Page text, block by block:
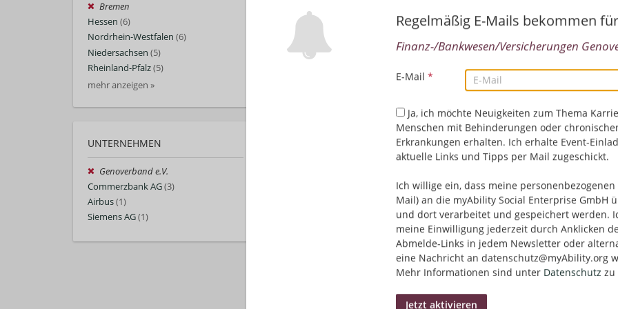
Bremen
Hessen (6)
Nordrhein-Westfalen (6)
Niedersachsen (5)
Rheinland-Pfalz(5)
mehr anzeigen »
UNTERNEHMEN
Genoverband e.V.
Commerzbank AG(3)
Airbus(1)
Siemens AG(1)
Regelmäßig E-Mails bekommen für
Finanz-/Bankwesen/Versicherungen
E-Mail *
Ja, ich möchte Neuigkeiten zum Thema
Menschen mit Behinderungen oder
Erkrankungen erhalten. Ich erhalte Event-
aktuelle Links und Tipps per Mail zugeschickt.
Ich willige ein, dass meine personenbezogenen
Mail) an die myAbility Social Enterprise GmbH
und dort verarbeitet und gespeichert werden.
meine Einwilligung jederzeit durch Anklicken
Abmelde-Links in jedem Newsletter oder
eine Nachricht an datenschutz@myAbility.org
Mehr Informationen sind unter Datenschutz zu
Deutschland, Hessen, Deutschland, Mecklenburg-
Niedersachsen, Deutschland, Nordrhein-Westfalen,
Deutschland, Saarland, Deutschland, Sachsen-Anhalt,
Finanz-/Bankwesen/Versicherungen |
Spezialist*in/Auditor Gesamtbanksteuerung
07.08.2026,Genoverband e.V.
Deutschland, Baden-Württemberg, Deutschland,
Deutschland, Brandenburg, Deutschland, Bremen,
Deutschland, Hessen, Deutschland, Mecklenburg-
Niedersachsen, Deutschland, Nordrhein-Westfalen,
Deutschland, Saarland, Deutschland, Sachsen-
Deutschland, Schleswig-Holstein, Deutschland
Finanz-/Bankwesen/Versicherungen |
Rechnungswesen/Controlling | Wirtschaftsprüfung |